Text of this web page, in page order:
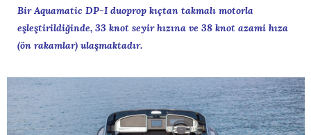
Bir Aquamatic DP-I duoprop kıçtan takmalı motorla
eşleştirildiğinde, 33 knot seyir hızına ve 38 knot azami hıza
(ön rakamlar) ulaşmaktadır.